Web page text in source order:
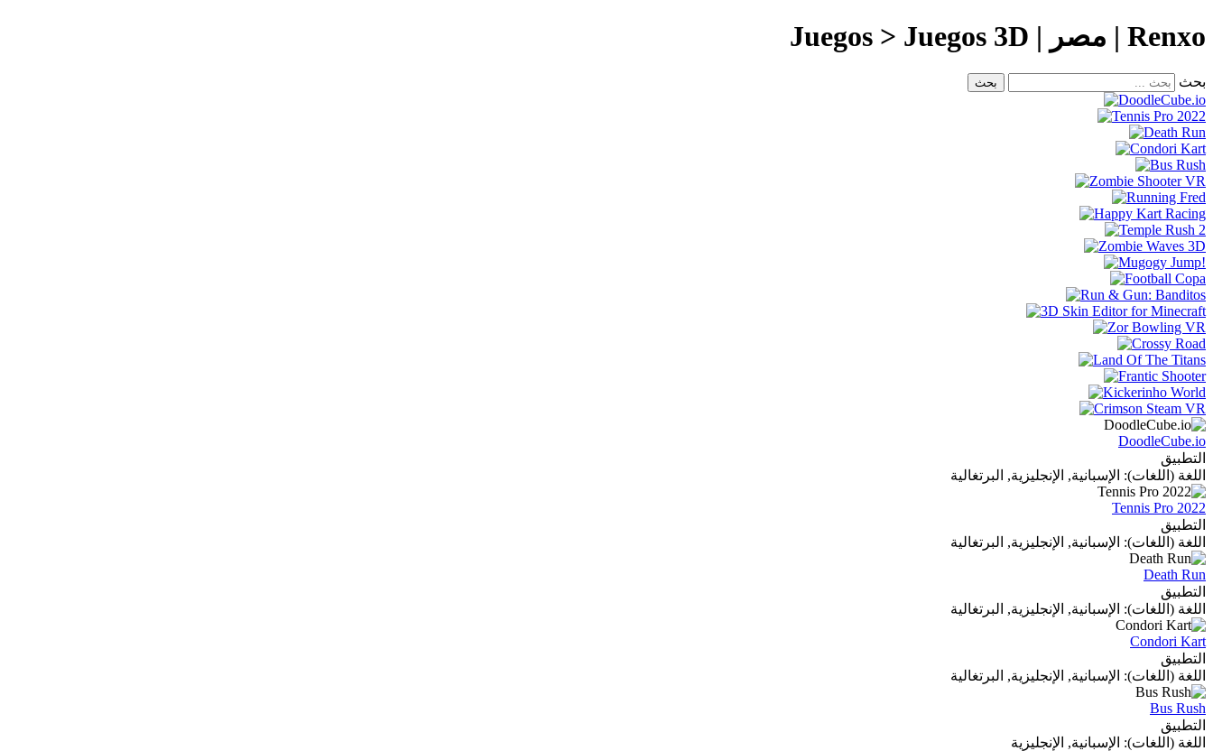
Renxo | مصر | Juegos > Juegos 3D
بحث
DoodleCube.io
التطبيق
اللغة (اللغات): الإسبانية, الإنجليزية, البرتغالية
Tennis Pro 2022
التطبيق
اللغة (اللغات): الإسبانية, الإنجليزية, البرتغالية
Death Run
التطبيق
اللغة (اللغات): الإسبانية, الإنجليزية, البرتغالية
Condori Kart
التطبيق
اللغة (اللغات): الإسبانية, الإنجليزية, البرتغالية
Bus Rush
التطبيق
اللغة (اللغات): الإسبانية, الإنجليزية